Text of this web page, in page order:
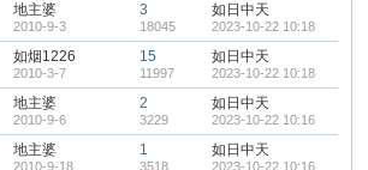
地主婆
2010-9-3
3
18045
如日中天
2023-10-22 10:18
如烟1226
2010-3-7
15
11997
如日中天
2023-10-22 10:18
地主婆
2010-9-6
2
3229
如日中天
2023-10-22 10:16
地主婆
2010-9-18
1
3518
如日中天
2023-10-22 10:16